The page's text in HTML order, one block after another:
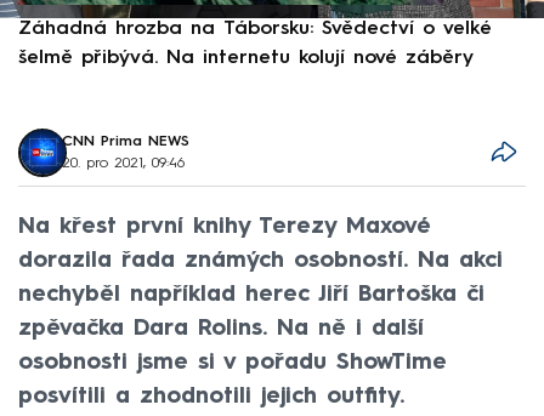
Záhadná hrozba na Táborsku: Svědectví o velké
šelmě přibývá. Na internetu kolují nové záběry
CNN Prima NEWS
20. pro 2021, 09:46
Na křest první knihy Terezy Maxové
dorazila řada známých osobností. Na akci
nechyběl například herec Jiří Bartoška či
zpěvačka Dara Rolins. Na ně i další
osobnosti jsme si v pořadu ShowTime
posvítili a zhodnotili jejich outfity.